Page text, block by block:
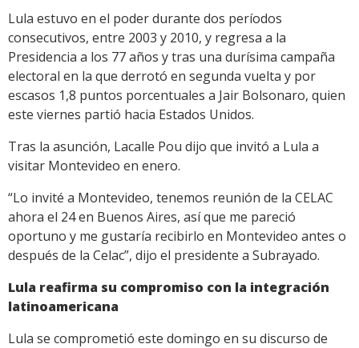
Lula estuvo en el poder durante dos períodos
consecutivos, entre 2003 y 2010, y regresa a la
Presidencia a los 77 años y tras una durísima campaña
electoral en la que derrotó en segunda vuelta y por
escasos 1,8 puntos porcentuales a Jair Bolsonaro, quien
este viernes partió hacia Estados Unidos.
Tras la asunción, Lacalle Pou dijo que invitó a Lula a
visitar Montevideo en enero.
“Lo invité a Montevideo, tenemos reunión de la CELAC
ahora el 24 en Buenos Aires, así que me pareció
oportuno y me gustaría recibirlo en Montevideo antes o
después de la Celac”, dijo el presidente a Subrayado.
Lula reafirma su compromiso con la integración
latinoamericana
Lula se comprometió este domingo en su discurso de